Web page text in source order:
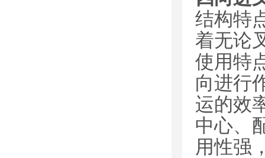
结构特
着无论
使用特
向进行
运的效
中心、
用性强